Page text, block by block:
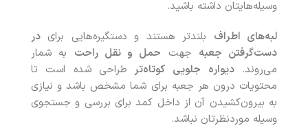
وسیله‌هایتان داشته باشید.
لبه‌های اطراف بلندتر هستند و دستگیره‌هایی برای در
دست‌گرفتن جعبه جهت حمل‌ و نقل راحت به شمار
می‌روند.دیواره جلویی کوتاه‌تر طراحی شده است تا
محتویات درون هر جعبه برای شما مشخص باشد و نیازی
به بیرون‌کشیدن آن از داخل کمد برای بررسی و جستجوی
وسیله موردنظرتان نباشد.